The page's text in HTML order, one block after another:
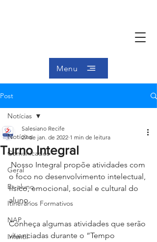
Menu
Post
Notícias
Comunicados
Geral
Ex-aluno
Itinerários Formativos
NAP
Infantil
Notícias
Turno Integral
Salesiano Recife
27 de jan. de 2022 1 min de leitura
o foco no desenvolvimento intelectual,
físico, emocional, social e cultural do
aluno.
Conheça algumas atividades que serão
vivenciadas durante o “Tempo